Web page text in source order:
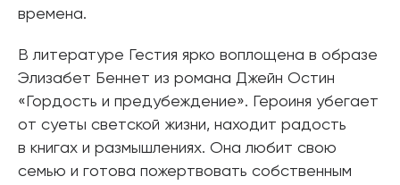
времена.
В литературе Гестия ярко воплощена в образе
Элизабет Беннет из романа Джейн Остин
«Гордость и предубеждение». Героиня убегает
от суеты светской жизни, находит радость
в книгах и размышлениях. Она любит свою
семью и готова пожертвовать собственным